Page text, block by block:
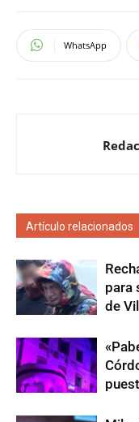
WhatsApp
Artículo relacionados
para
de